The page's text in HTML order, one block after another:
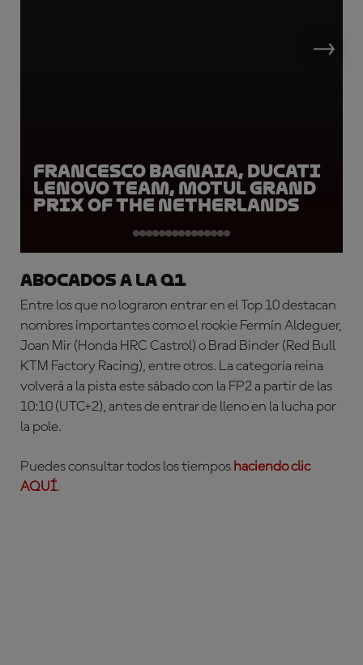
Francesco Bagnaia, Ducati
Lenovo Team, Motul Grand
Prix of the Netherlands
Abocados a la Q1
Entre los que no lograron entrar en el Top 10 destacan
nombres importantes como el rookie Fermín Aldeguer,
Joan Mir (Honda HRC Castrol) o Brad Binder (Red Bull
KTM Factory Racing), entre otros. La categoría reina
volverá a la pista este sábado con la FP2 a partir de las
10:10 (UTC+2), antes de entrar de lleno en la lucha por
la pole.
Puedes consultar todos los tiempos haciendo clic
AQUÍ.